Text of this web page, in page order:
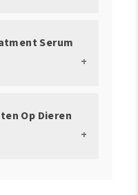
Serum
Op Dieren